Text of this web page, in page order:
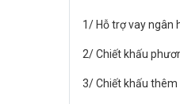
1/ Hỗ trợ vay ngân
2/ Chiết khấu
3/ Chiết khấu thêm